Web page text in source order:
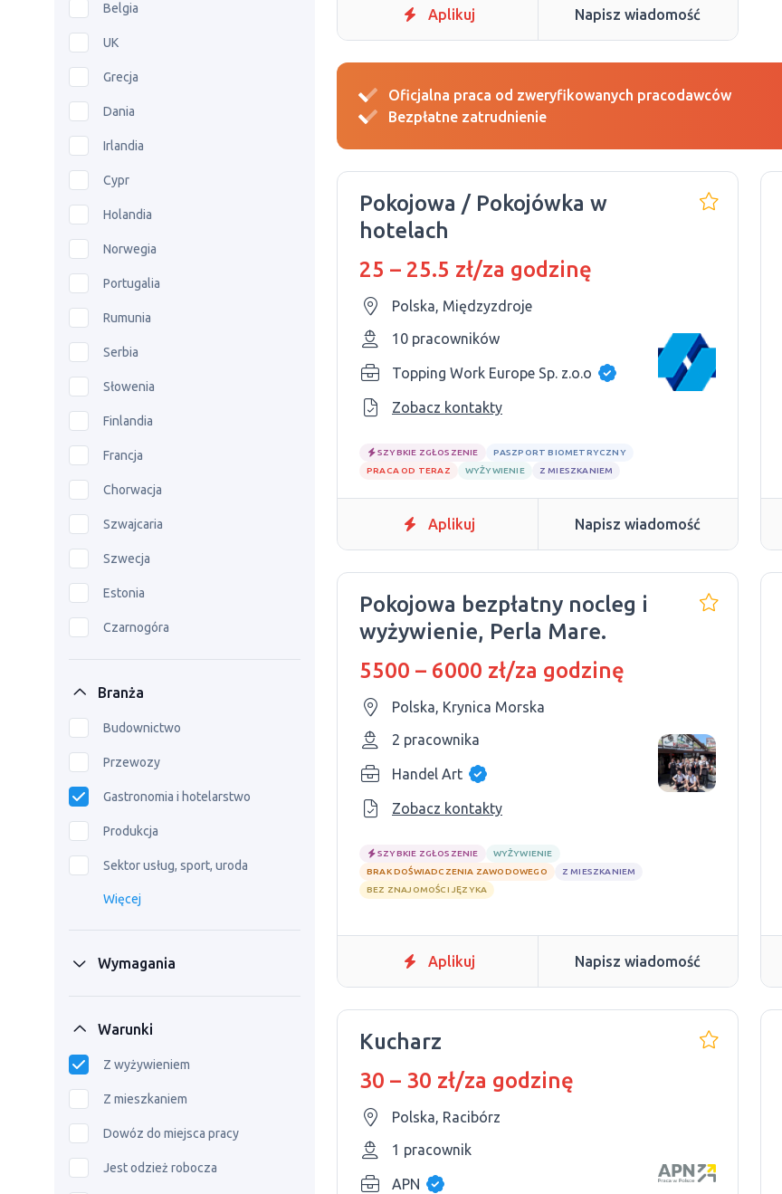
Belgia
UK
Grecja
Dania
Irlandia
Cypr
Holandia
Norwegia
Portugalia
Rumunia
Serbia
Słowenia
Finlandia
Francja
Chorwacja
Szwajcaria
Szwecja
Estonia
Czarnogóra
Branża
Budownictwo
Przewozy
Gastronomia i hotelarstwo
Produkcja
Sektor usług, sport, uroda
Więcej
Wymagania
Warunki
Z wyżywieniem
Z mieszkaniem
Dowóz do miejsca pracy
Jest odzież robocza
Aplikuj Napisz wiadomość
Oficjalna praca od zweryfikowanych pracodawców
Bezpłatne zatrudnienie
Pokojowa / Pokojówka w
hotelach
25 – 25.5 zł/za godzinę
Polska, Międzyzdroje
10 pracowników
Topping Work Europe Sp. z.o.o
Zobacz kontakty
SZYBKIE ZGŁOSZENIE
PASZPORT BIOMETRYCZNY
PRACA OD TERAZ
WYŻYWIENIE Z MIESZKANIEM
Aplikuj Napisz wiadomość
Pokojowa bezpłatny nocleg i
wyżywienie, Perla Mare.
5500 – 6000 zł/za godzinę
Polska, Krynica Morska
2 pracownika
Handel Art
Zobacz kontakty
SZYBKIE ZGŁOSZENIE
WYŻYWIENIE
BRAK DOŚWIADCZENIA ZAWODOWEGO
Z MIESZKANIEM
BEZ ZNAJOMOŚCI JĘZYKA
Aplikuj Napisz wiadomość
Kucharz
30 – 30 zł/za godzinę
Polska, Racibórz
1 pracownik
APN